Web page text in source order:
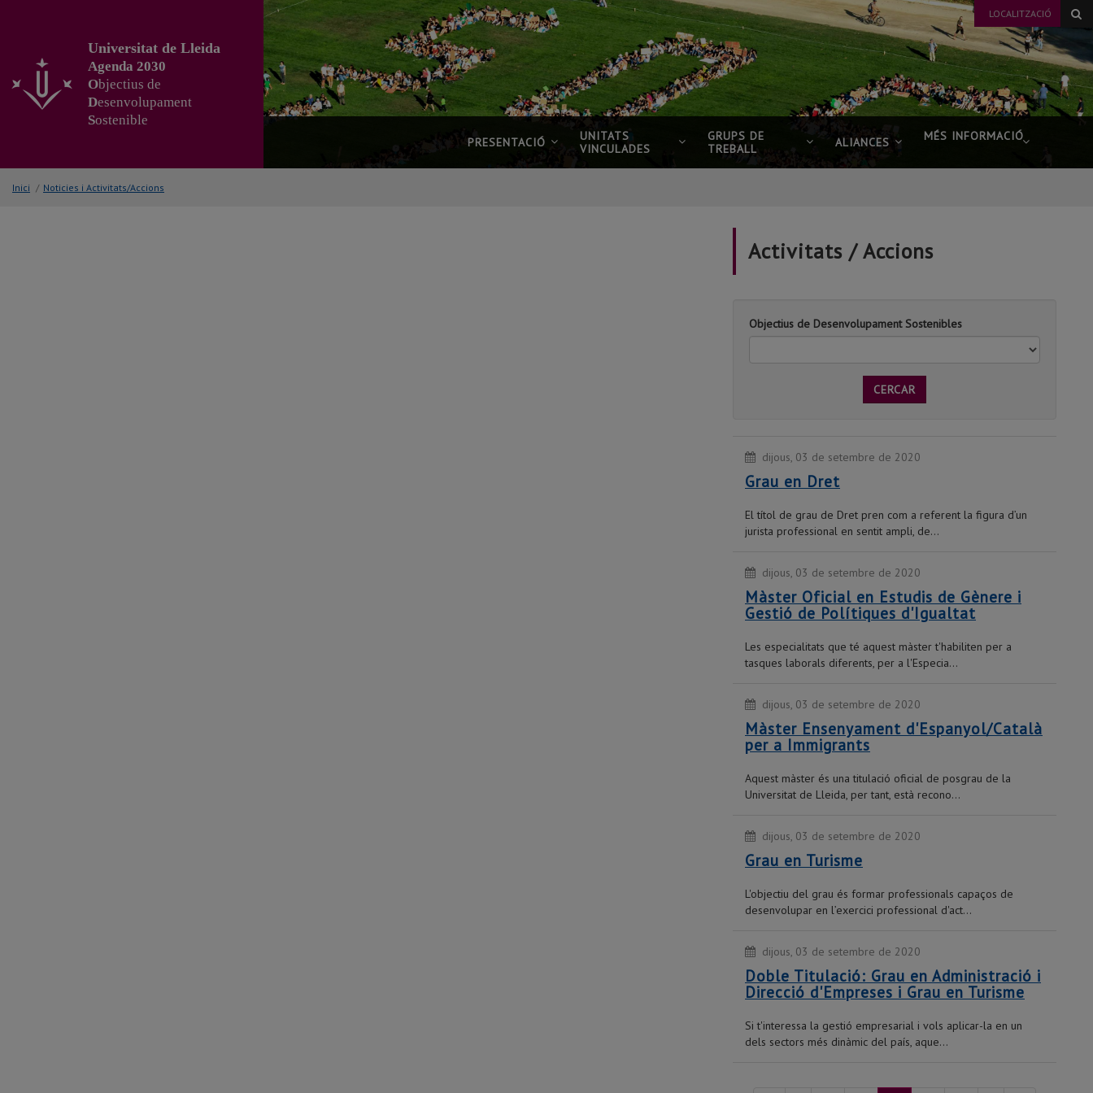
LOCALITZACIÓ
Universitat de Lleida
Agenda 2030
Objectius de
Desenvolupament
Sostenible
PRESENTACIÓ
UNITATS
VINCULADES
GRUPS DE
TREBALL
ALIANCES MÉS INFORMACIÓ
Inici / Noticies i Activitats/Accions
Activitats / Accions
Objectius de Desenvolupament Sostenibles
CERCAR
dijous, 03 de setembre de 2020
Grau en Dret
El títol de grau de Dret pren com a referent la figura d’un
jurista professional en sentit ampli, de...
dijous, 03 de setembre de 2020
Màster Oficial en Estudis de Gènere i
Gestió de Polítiques d'Igualtat
Les especialitats que té aquest màster t'habiliten per a
tasques laborals diferents, per a l'Especia...
dijous, 03 de setembre de 2020
Màster Ensenyament d'Espanyol/Català
per a Immigrants
Aquest màster és una titulació oficial de posgrau de la
Universitat de Lleida, per tant, està recono...
dijous, 03 de setembre de 2020
Grau en Turisme
L'objectiu del grau és formar professionals capaços de
desenvolupar en l’exercici professional d'act...
dijous, 03 de setembre de 2020
Doble Titulació: Grau en Administració i
Direcció d'Empreses i Grau en Turisme
Si t'interessa la gestió empresarial i vols aplicar-la en un
dels sectors més dinàmic del país, aque...